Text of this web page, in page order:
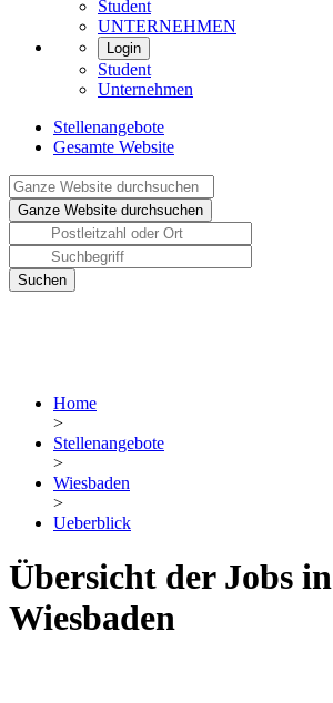
Student
UNTERNEHMEN
Login
Student
Unternehmen
Stellenangebote
Gesamte Website
Home
>
Stellenangebote
>
Wiesbaden
>
Ueberblick
Übersicht der Jobs in
Wiesbaden